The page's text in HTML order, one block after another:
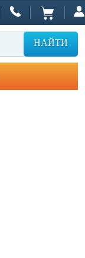
НАЙТИ